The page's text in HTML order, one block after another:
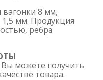
8 мм,
мм. Продукция
ребра
можете получить
товара.